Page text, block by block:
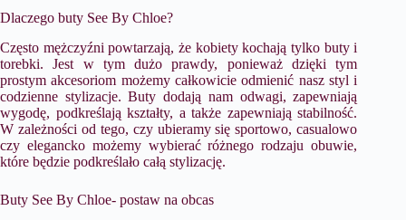
Dlaczego buty See By Chloe?
Często mężczyźni powtarzają, że kobiety kochają tylko buty i
torebki. Jest w tym dużo prawdy, ponieważ dzięki tym
prostym akcesoriom możemy całkowicie odmienić nasz styl i
codzienne stylizacje. Buty dodają nam odwagi, zapewniają
wygodę, podkreślają kształty, a także zapewniają stabilność.
W zależności od tego, czy ubieramy się sportowo, casualowo
czy elegancko możemy wybierać różnego rodzaju obuwie,
które będzie podkreślało całą stylizację.
Buty See By Chloe- postaw na obcas